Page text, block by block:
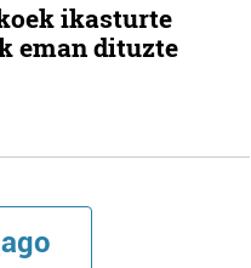
ikasturte
eman dituzte